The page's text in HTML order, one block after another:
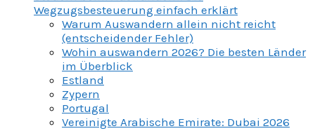
Wegzugsbesteuerung einfach erklärt
Warum Auswandern allein nicht reicht
(entscheidender Fehler)
Wohin auswandern 2026? Die besten Länder
im Überblick
Estland
Zypern
Portugal
Vereinigte Arabische Emirate: Dubai 2026